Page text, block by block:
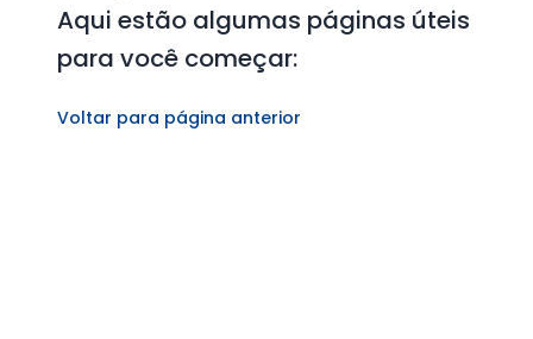
Aqui estão algumas páginas úteis
para você começar:
Voltar para página anterior